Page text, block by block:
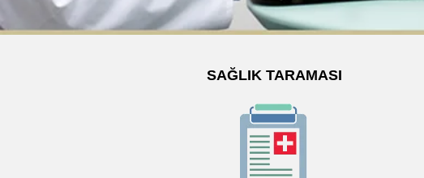
SAĞLIK TARAMASI